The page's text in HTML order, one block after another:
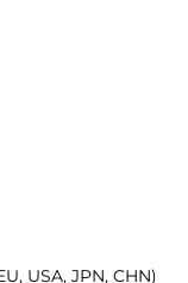
USA, JPN, CHN)